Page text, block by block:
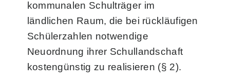
kommunalen Schul­träger im
ländlichen Raum, die bei rückläufigen
Schülerzahlen notwendige
Neuordnung ihrer Schullandschaft
kostengünstig zu realisieren (§ 2).